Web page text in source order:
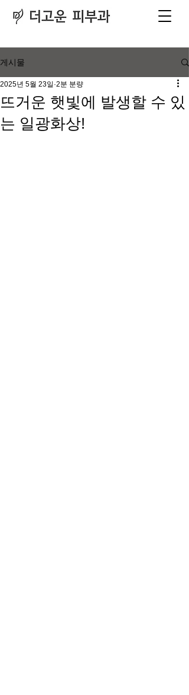
게시물
뜨거운 햇빛에 발생할 수 있
는 일광화상!
2025년 5월 23일 2분 분량